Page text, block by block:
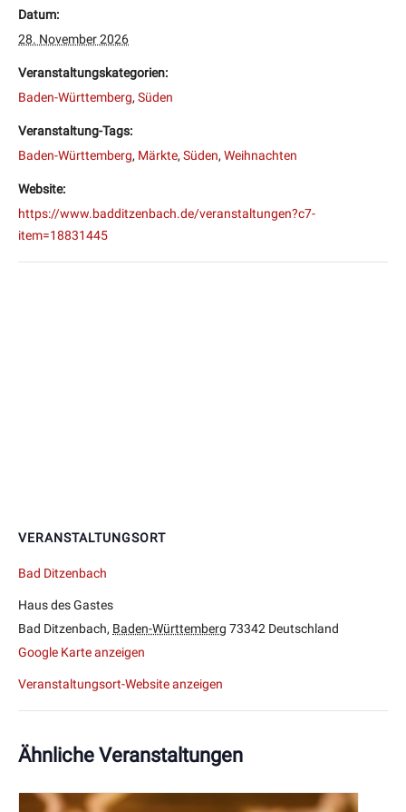
Datum:
28. November 2026
Veranstaltungskategorien:
Baden-Württemberg, Süden
Veranstaltung-Tags:
Baden-Württemberg, Märkte, Süden, Weihnachten
Website:
https://www.badditzenbach.de/veranstaltungen?c7-
item=18831445
VERANSTALTUNGSORT
Bad Ditzenbach
Haus des Gastes
Bad Ditzenbach, Baden-Württemberg 73342 Deutschland
Google Karte anzeigen
Veranstaltungsort-Website anzeigen
Ähnliche Veranstaltungen